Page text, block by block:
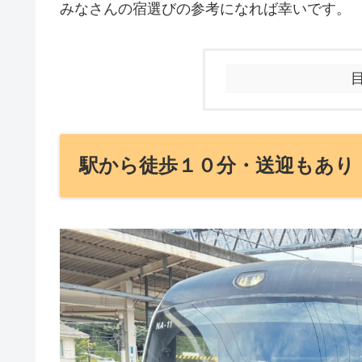
みなさんの宿選びの参考になれば幸いです。
駅から徒歩１０分・送迎もあり